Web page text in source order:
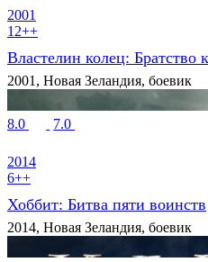
2001
12++
Властелин колец: Братство
2001, Новая Зеландия, боевик
8.0 7.0
2014
6++
Хоббит: Битва пяти воинств
2014, Новая Зеландия, боевик